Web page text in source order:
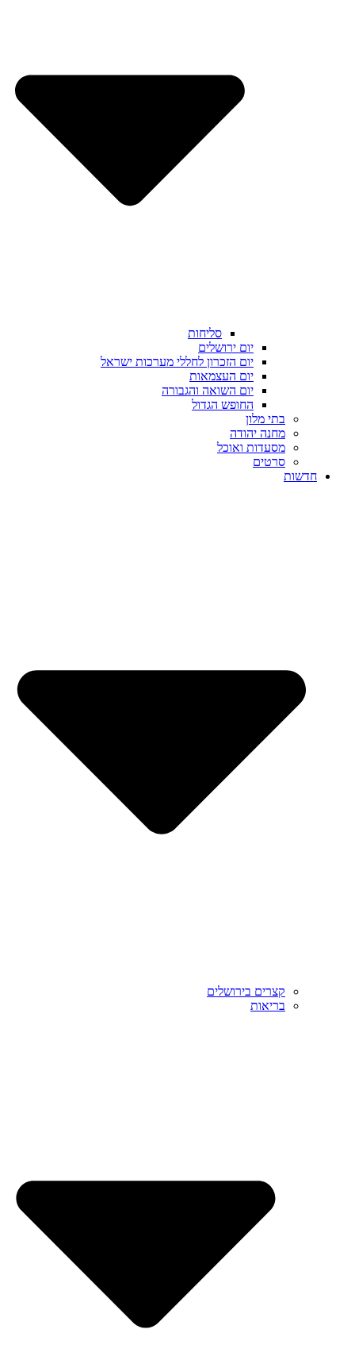
סליחות
יום ירושלים
יום הזכרון לחללי מערכות ישראל
יום העצמאות
יום השואה והגבורה
החופש הגדול
בתי מלון
מחנה יהודה
מסעדות ואוכל
סרטים
חדשות
קצרים בירושלים
בריאות